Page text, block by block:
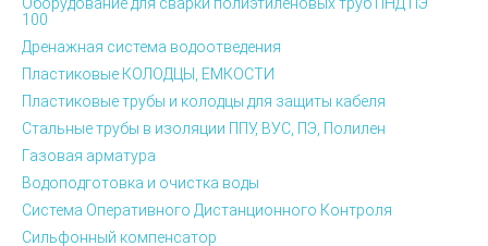
100
Дренажная система водоотведения
Пластиковые КОЛОДЦЫ, ЕМКОСТИ
Пластиковые трубы и колодцы для защиты кабеля
Стальные трубы в изоляции ППУ, ВУС, ПЭ, Полилен
Газовая арматура
Водоподготовка и очистка воды
Система Оперативного Дистанционного Контроля
Сильфонный компенсатор